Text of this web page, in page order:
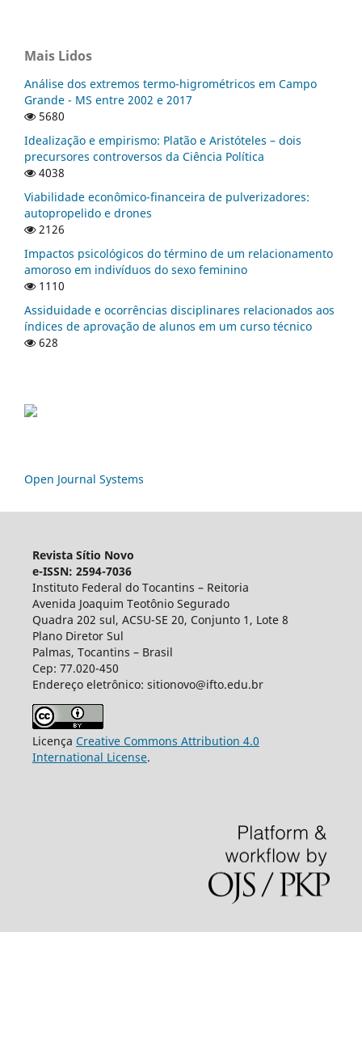
Mais Lidos
Análise dos extremos termo-higrométricos em Campo
Grande - MS entre 2002 e 2017
5680
Idealização e empirismo: Platão e Aristóteles – dois
precursores controversos da Ciência Política
4038
Viabilidade econômico-financeira de pulverizadores:
autopropelido e drones
2126
Impactos psicológicos do término de um relacionamento
amoroso em indivíduos do sexo feminino
1110
Assiduidade e ocorrências disciplinares relacionados aos
índices de aprovação de alunos em um curso técnico
628
Open Journal Systems
Revista Sítio Novo
e-ISSN: 2594-7036
Instituto Federal do Tocantins – Reitoria
Avenida Joaquim Teotônio Segurado
Quadra 202 sul, ACSU-SE 20, Conjunto 1, Lote 8
Plano Diretor Sul
Palmas, Tocantins – Brasil
Cep: 77.020-450
Endereço eletrônico: sitionovo@ifto.edu.br
Licença Creative Commons Attribution 4.0
International License.